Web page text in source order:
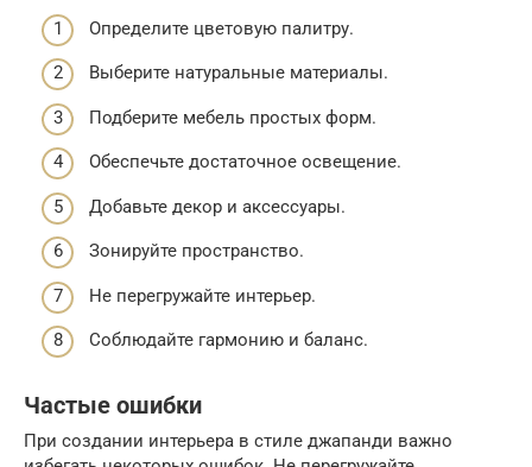
Определите цветовую палитру.
Выберите натуральные материалы.
Подберите мебель простых форм.
Обеспечьте достаточное освещение.
Добавьте декор и аксессуары.
Зонируйте пространство.
Не перегружайте интерьер.
Соблюдайте гармонию и баланс.
Частые ошибки
При создании интерьера в стиле джапанди важно